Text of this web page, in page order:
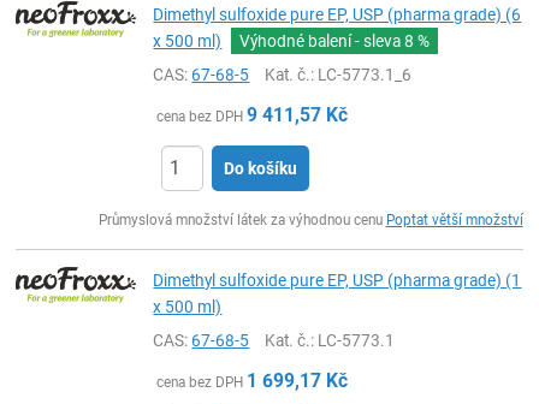
Dimethyl sulfoxide pure EP, USP (pharma grade) (6
x 500 ml)
Výhodné balení - sleva8 %
CAS:67-68-5 Kat. č.: LC-5773.1_6
cena bez DPH 9 411,57 Kč
Do košíku
Průmyslová množství látek za výhodnou cenu Poptat větší množství
Dimethyl sulfoxide pure EP, USP (pharma grade) (1
x 500 ml)
CAS:67-68-5 Kat. č.: LC-5773.1
cena bez DPH 1 699,17 Kč